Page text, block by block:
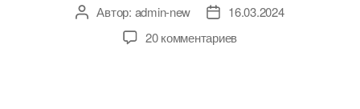
А Автор: admin-new
Д
т
16.03.2024
20 комментариевк